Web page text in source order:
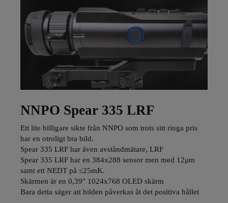
NNPO Spear 335 LRF
Ett lite billigare sikte från NNPO som trots sitt ringa pris
har en otroligt bra bild.
Spear 335 LRF har även avståndmätare, LRF
Spear 335 LRF har en 384x288 sensor men med 12μm
samt ett NEDT på ≤25mK.
Skärmen är en 0,39" 1024x768 OLED skärm
Bara detta säger att bilden påverkas åt det positiva hållet